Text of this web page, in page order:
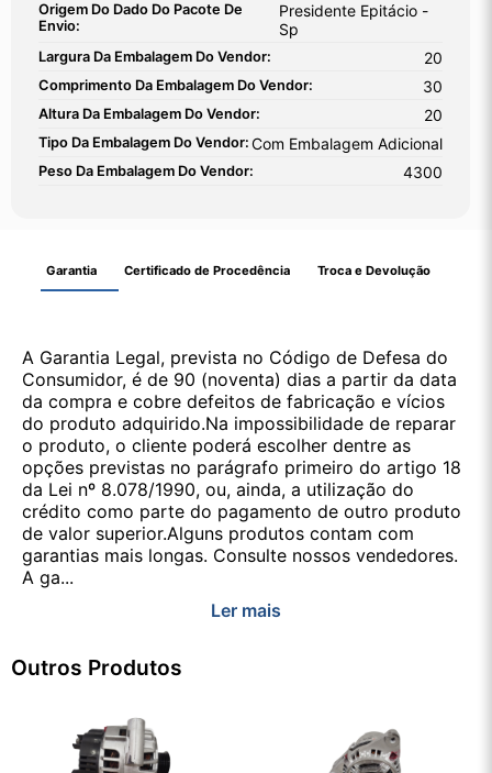
Origem Do Dado Do Pacote De
Envio:
Presidente Epitácio -
Sp
Largura Da Embalagem Do Vendor: 20
Comprimento Da Embalagem Do Vendor: 30
Altura Da Embalagem Do Vendor: 20
Tipo Da Embalagem Do Vendor: Com Embalagem Adicional
Peso Da Embalagem Do Vendor: 4300
Garantia Certificado de Procedência Troca e Devolução
A Garantia Legal, prevista no Código de Defesa do
Consumidor, é de 90 (noventa) dias a partir da data
da compra e cobre defeitos de fabricação e vícios
do produto adquirido.Na impossibilidade de reparar
o produto, o cliente poderá escolher dentre as
opções previstas no parágrafo primeiro do artigo 18
da Lei nº 8.078/1990, ou, ainda, a utilização do
crédito como parte do pagamento de outro produto
de valor superior.Alguns produtos contam com
garantias mais longas. Consulte nossos vendedores.
A ga...
Ler mais
Outros Produtos